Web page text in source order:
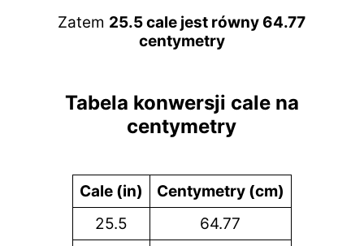
Zatem 25.5 cale jest równy 64.77
centymetry
Tabela konwersji cale na
centymetry
Cale (in)
Centymetry (cm)
25.5
64.77